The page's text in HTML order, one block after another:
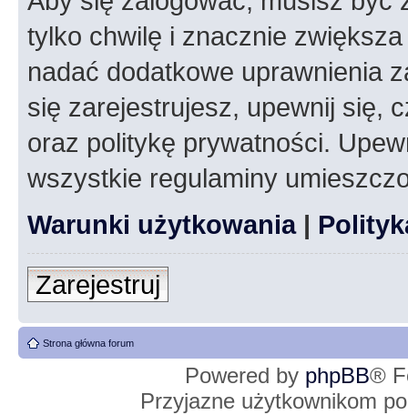
tylko chwilę i znacznie
nadać dodatkowe uprawnienia
się zarejestrujesz, upewnij się,
oraz politykę prywatności.
wszystkie regulaminy
Warunki użytkowania|
Zarejestruj
Strona główna forum
Powered by phpBB®
Przyjazne użytkownikom